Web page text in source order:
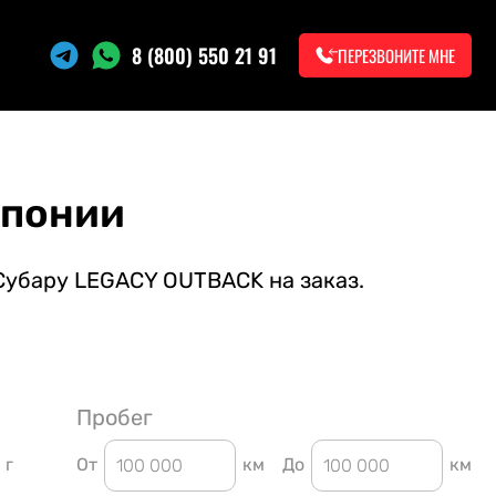
8 (800) 550 21 91 ПЕРЕЗВОНИТЕ МНЕ
LEGACY OUTBACK на заказ.
г
Пробег
От км До км